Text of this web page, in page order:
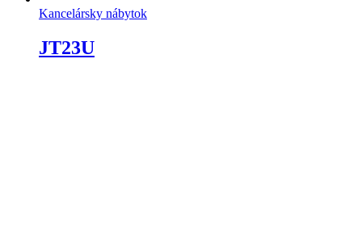
Kancelársky nábytok
JT23U